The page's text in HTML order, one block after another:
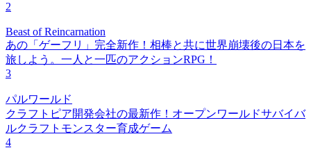
2
Beast of Reincarnation
あの「ゲーフリ」完全新作！相棒と共に世界崩壊後の日本を
旅しよう。一人と一匹のアクションRPG！
3
パルワールド
クラフトピア開発会社の最新作！オープンワールドサバイバ
ルクラフトモンスター育成ゲーム
4